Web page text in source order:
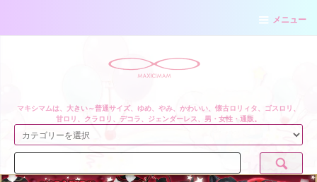
メニュー
マキシマムは、大きい～普通サイズ、ゆめ、やみ、かわいい、懐古ロリィタ、ゴスロリ、
甘ロリ、クラロリ、デコラ、ジェンダーレス、男・女性・通販。